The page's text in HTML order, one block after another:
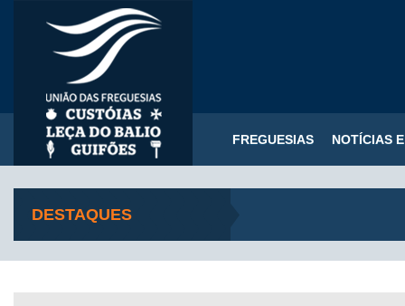
FREGUESIAS NOTÍCIAS
DESTAQUES